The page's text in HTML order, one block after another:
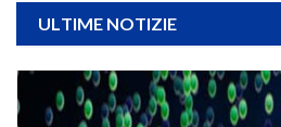
ULTIME NOTIZIE